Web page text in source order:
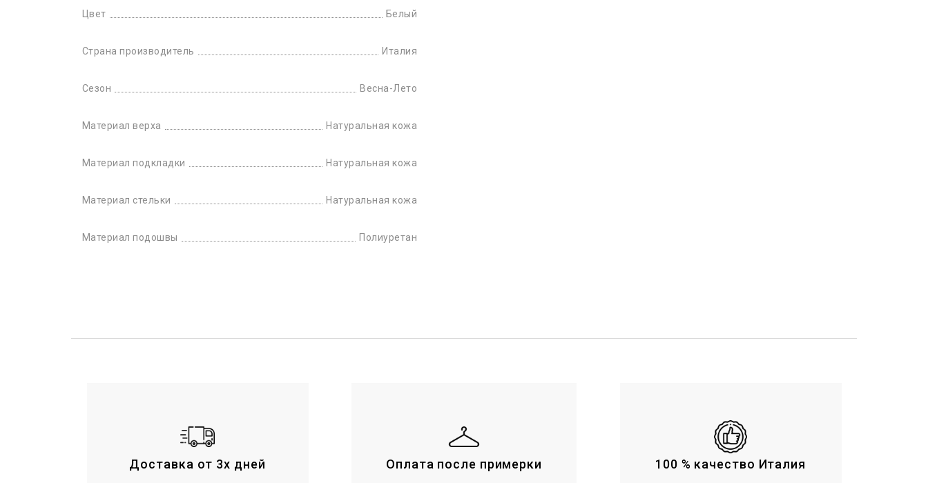
Цвет Белый
Страна производитель Италия
Сезон Весна-Лето
Материал верха Натуральная кожа
Материал подкладки Натуральная кожа
Материал стельки Натуральная кожа
Материал подошвы Полиуретан
Доставка от 3х дней Оплата после примерки 100 % качество Италия